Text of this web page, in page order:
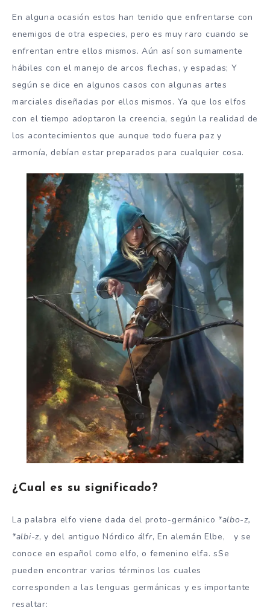
En alguna ocasión estos han tenido que enfrentarse con
enemigos de otra especies, pero es muy raro cuando se
enfrentan entre ellos mismos. Aún así son sumamente
hábiles con el manejo de arcos flechas, y espadas; Y
según se dice en algunos casos con algunas artes
marciales diseñadas por ellos mismos. Ya que los elfos
con el tiempo adoptaron la creencia, según la realidad de
los acontecimientos que aunque todo fuera paz y
armonía, debían estar preparados para cualquier cosa.
¿Cual es su significado?
La palabra elfo viene dada del proto-germánico *albo-z,
*albi-z, y del antiguo Nórdico álfr, En alemán Elbe, y se
conoce en español como elfo, o femenino elfa. sSe
pueden encontrar varios términos los cuales
corresponden a las lenguas germánicas y es importante
resaltar: